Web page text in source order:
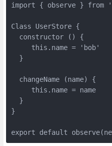
import { observe } from
Class UserStore {
  constructor () {
     this.name = 'bob'
  }
  changeName (name) {
     this.name = name
  }
}
export default